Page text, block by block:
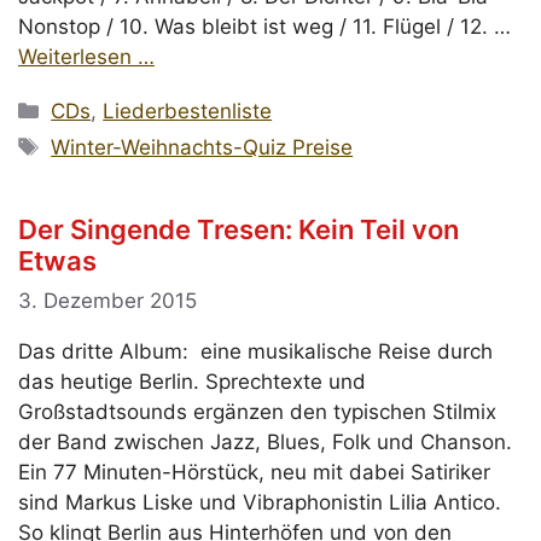
Nonstop / 10. Was bleibt ist weg / 11. Flügel / 12. …
Weiterlesen …
Kategorien
CDs, Liederbestenliste
Schlagwörter
Winter-Weihnachts-Quiz Preise
Der Singende Tresen: Kein Teil von
Etwas
3. Dezember 2015
Das dritte Album: eine musikalische Reise durch
das heutige Berlin. Sprechtexte und
Großstadtsounds ergänzen den typischen Stilmix
der Band zwischen Jazz, Blues, Folk und Chanson.
Ein 77 Minuten-Hörstück, neu mit dabei Satiriker
sind Markus Liske und Vibraphonistin Lilia Antico.
So klingt Berlin aus Hinterhöfen und von den